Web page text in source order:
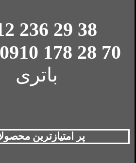
38 29 236 0912
70 28 178 0910
باتری
پر امتیازترین